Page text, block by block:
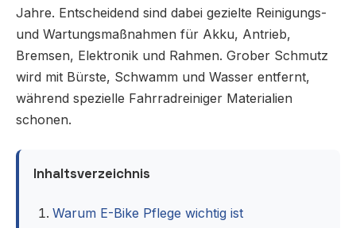
Jahre. Entscheidend sind dabei gezielte Reinigungs-
und Wartungsmaßnahmen für Akku, Antrieb,
Bremsen, Elektronik und Rahmen. Grober Schmutz
wird mit Bürste, Schwamm und Wasser entfernt,
während spezielle Fahrradreiniger Materialien
schonen.
Inhaltsverzeichnis
Warum E-Bike Pflege wichtig ist